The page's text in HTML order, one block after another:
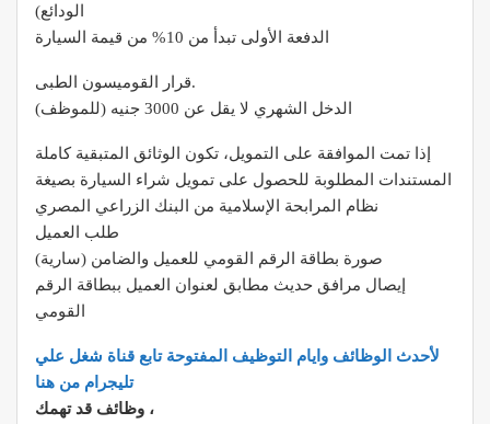
الودائع)
الدفعة الأولى تبدأ من 10% من قيمة السيارة
قرار القوميسون الطبى.
الدخل الشهري لا يقل عن 3000 جنيه (للموظف)
إذا تمت الموافقة على التمويل، تكون الوثائق المتبقية كاملة
المستندات المطلوبة للحصول على تمويل شراء السيارة بصيغة
نظام المرابحة الإسلامية من البنك الزراعي المصري
طلب العميل
صورة بطاقة الرقم القومي للعميل والضامن (سارية)
إيصال مرافق حديث مطابق لعنوان العميل ببطاقة الرقم
القومي
لأحدث الوظائف وايام التوظيف المفتوحة تابع قناة شغل علي
تليجرام من هنا
وظائف قد تهمك ،